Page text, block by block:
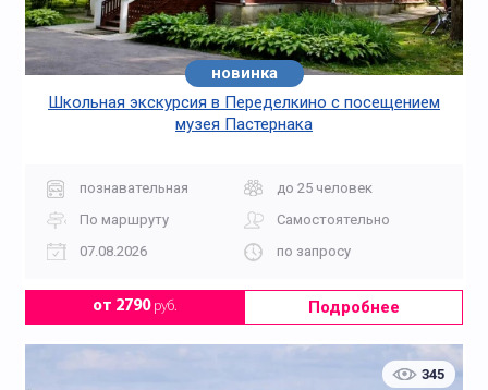
новинка
Школьная экскурсия в Переделкино с посещением
музея Пастернака
познавательная
до 25 человек
По маршруту
Самостоятельно
07.08.2026
по запросу
от 2790руб. Подробнее
345